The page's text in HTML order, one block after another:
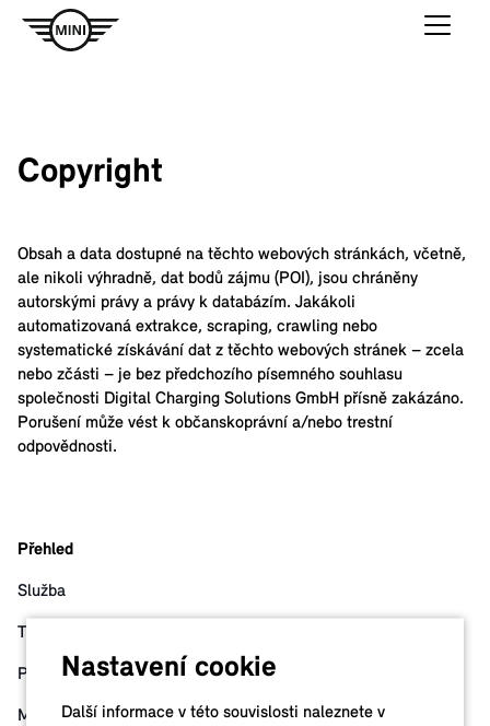
Copyright
Obsah a data dostupné na těchto webových stránkách, včetně,
ale nikoli výhradně, dat bodů zájmu (POI), jsou chráněny
autorskými právy a právy k databázím. Jakákoli
automatizovaná extrakce, scraping, crawling nebo
systematické získávání dat z těchto webových stránek – zcela
nebo zčásti – je bez předchozího písemného souhlasu
společnosti Digital Charging Solutions GmbH přísně zakázáno.
Porušení může vést k občanskoprávní a/nebo trestní
odpovědnosti.
Přehled
Služba
Tarify
Přednosti
Mapa
Nastavení cookie
Další informace v této souvislosti naleznete v